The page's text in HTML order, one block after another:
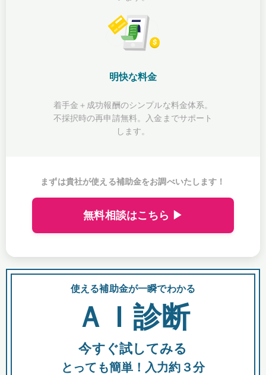
明快な料金
着手金＋成功報酬のシンプルな料金体系。
不採択時の再申請無料。入金までサポート
します。
まずは貴社が使える補助金をお調べいたします！
無料相談はこちら ▶
使える補助金が一瞬でわかる
ＡＩ診断
今すぐ試してみる
とっても簡単！入力約３分